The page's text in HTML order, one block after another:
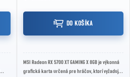
DO KOŠÍKA
MSI Radeon RX 5700 XT GAMING X 8GB je výkonná
grafická karta určená pre hráčov, ktorí vyžadujú